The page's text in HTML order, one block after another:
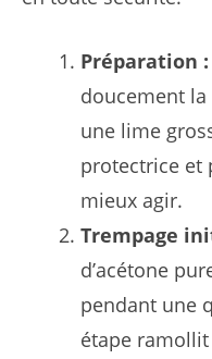
Préparation :
doucement la
une lime
protectrice et
mieux agir.
Trempage
d’acétone
pendant une
étape ramollit